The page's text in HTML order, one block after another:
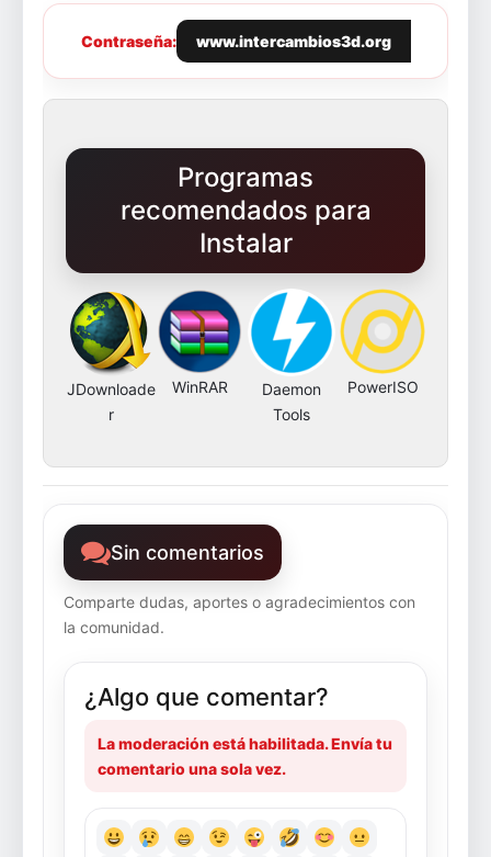
Contraseña: www.intercambios3d.org
Programas
recomendados para
Instalar
JDownloade
r
WinRAR
Daemon
Tools
PowerISO
Sin comentarios
Comparte dudas, aportes o agradecimientos con
la comunidad.
¿Algo que comentar?
La moderación está habilitada. Envía tu
comentario una sola vez.